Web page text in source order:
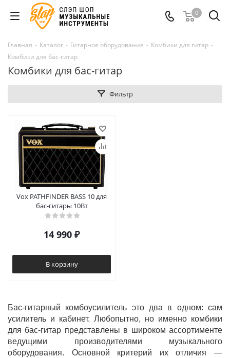
0
Главная - Каталог - Гитарное оборудование - Комбики для гитар -
Комбики для бас-гитар
Комбики для бас-гитар
Фильтр
Vox PATHFINDER BASS 10 для
бас-гитары 10Вт
14 990 ₽
В корзину
Бас-гитарный комбоусилитель это два в одном: сам
усилитель и кабинет. Любопытно, но именно комбики
для бас-гитар представлены в широком ассортименте
ведущими производителями музыкального
оборудования. Основной критерий их отличия —